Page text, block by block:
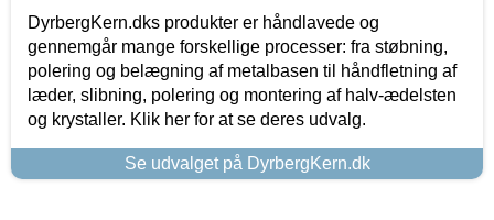
DyrbergKern.dks produkter er håndlavede og
gennemgår mange forskellige processer: fra støbning,
polering og belægning af metalbasen til håndfletning af
læder, slibning, polering og montering af halv-ædelsten
og krystaller. Klik her for at se deres udvalg.
Se udvalget på DyrbergKern.dk